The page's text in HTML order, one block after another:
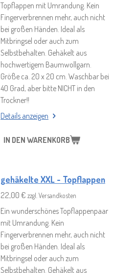
Topflappen mit Umrandung. Kein
Fingerverbrennen mehr, auch nicht
bei großen Händen. Ideal als
Mitbringsel oder auch zum
Selbstbehalten. Gehäkelt aus
hochwertigem Baumwollgarn.
Größe ca. 20 x 20 cm. Waschbar bei
40 Grad, aber bitte NICHT in den
Trockner!!
Details anzeigen
IN DEN WARENKORB
gehäkelte XXL - Topflappen
22,00 € zzgl. Versandkosten
Ein wunderschönes Topflappenpaar
mit Umrandung. Kein
Fingerverbrennen mehr, auch nicht
bei großen Händen. Ideal als
Mitbringsel oder auch zum
Selbstbehalten. Gehäkelt aus